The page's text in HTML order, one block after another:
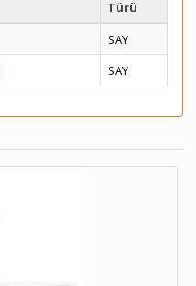
Türü
SAY
SAY